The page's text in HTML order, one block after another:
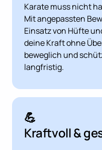
Karate muss nicht
Mit angepassten
Einsatz von Hüfte
deine Kraft ohne
beweglich und
langfristig.
💪
Kraftvoll &